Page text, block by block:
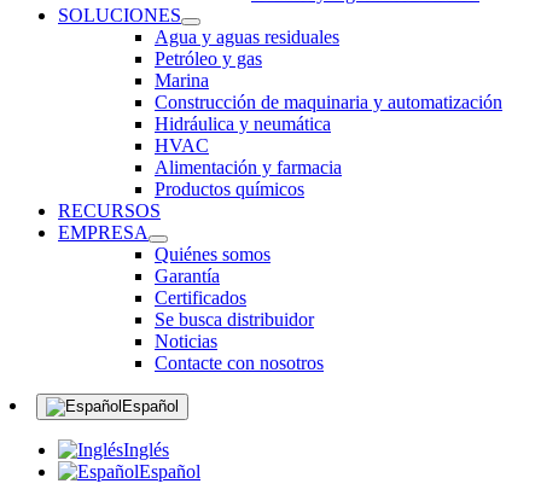
SOLUCIONES
Agua y aguas residuales
Petróleo y gas
Marina
Construcción de maquinaria y automatización
Hidráulica y neumática
HVAC
Alimentación y farmacia
Productos químicos
RECURSOS
EMPRESA
Quiénes somos
Garantía
Certificados
Se busca distribuidor
Noticias
Contacte con nosotros
Español
Inglés
Español